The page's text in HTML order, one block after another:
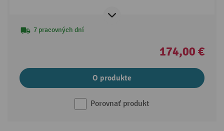
7 pracovných dní
174,00 €
O produkte
Porovnať produkt